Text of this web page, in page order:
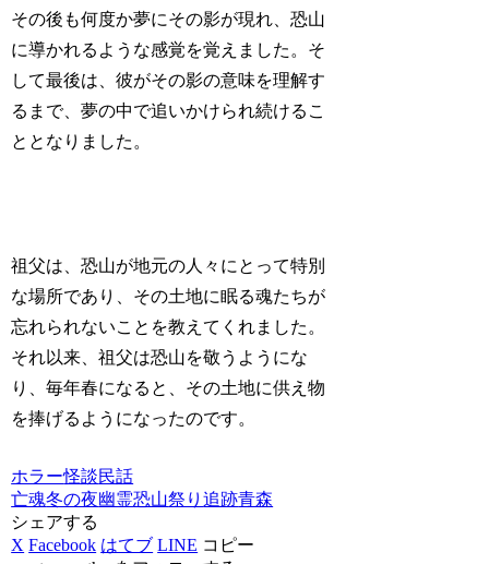
その後も何度か夢にその影が現れ、恐山
に導かれるような感覚を覚えました。そ
して最後は、彼がその影の意味を理解す
るまで、夢の中で追いかけられ続けるこ
ととなりました。
祖父は、恐山が地元の人々にとって特別
な場所であり、その土地に眠る魂たちが
忘れられないことを教えてくれました。
それ以来、祖父は恐山を敬うようにな
り、毎年春になると、その土地に供え物
を捧げるようになったのです。
ホラー怪談民話
亡魂冬の夜幽霊恐山祭り追跡青森
シェアする
X Facebook はてブ LINE コピー